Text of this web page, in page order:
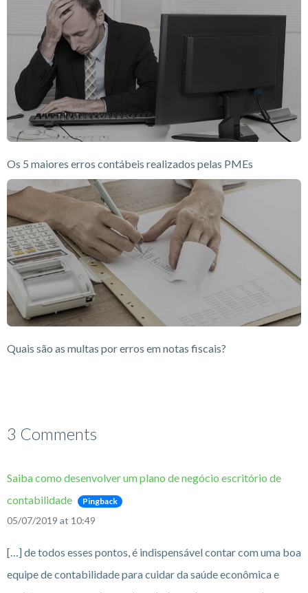
Os 5 maiores erros contábeis realizados pelas PMEs
Quais são as multas por erros em notas fiscais?
3 Comments
Saiba como desenvolver um plano de negócio escritório de
contabilidade
Pingback
05/07/2019 at 10:49
[…] de todos esses pontos, é indispensável contar com uma boa
equipe de contabilidade para cuidar da saúde econômica e